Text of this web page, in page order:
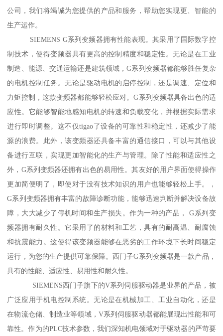
公司，我们将竭诚为您提供的产品和服务，帮助您实现更、智能的
生产运作。
SIEMENS G系列变频器拥有性能表现。其采用了国际数字控
制技术，使得变频器具有更高的控制精度和稳定性。无论是在工业
制造、能源、交通运输还是建筑领域，G系列变频器都能够胜任复杂
的电机控制任务。无论是驱动电机的启停控制，还是调速、定位和
力矩控制，这款变频器都能够轻松应对。G系列变频器具备出色的适
应性。它能够智能地感知电机的转速和负载变化，并根据实际需求
进行即时调整。这不仅tigao了设备的可靠性和稳定性，还减少了能
源的浪费。此外，该变频器还具备丰富的通信接口，可以与其他设
备进行互联，实现更加智能化的生产与管理。除了性能和适应性之
外，G系列变频器还拥有出色的易用性。其友好的用户界面使得操作
更加简便明了，即使对于没有技术知识的用户也能够轻松上手。，
G系列变频器拥有丰富的故障诊断功能，能够迅速判断并解决设备故
障，大大减少了停机时间和生产损失。作为一种的产品， G系列变
频器拥有耐久性。它采用了的材料和工艺，具有的耐高温、耐腐蚀
和抗震能力。这使得该变频器能够在恶劣的工作环境下长时间稳定
运行，为您的生产提供可靠保障。西门子G系列变频器是一款产品，
具有的性能、适应性、易用性和耐久性。
SIEMENS西门子旗下的V系列伺服驱动器是业界的产品，被
广泛应用于机电控制系统。无论是在机械加工、工业自动化，还是
在物流仓储、制造业等领域，V系列伺服驱动器都能展现出性能和可
靠性。作为的PLC技术参数，我们深知机电领域对于驱动器的严苛要